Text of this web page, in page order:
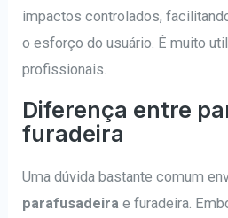
impactos controlados,
o esforço do usuário. É muito
profissionais.
Diferença entre
furadeira
Uma dúvida bastante comum
parafusadeira e furadeira.